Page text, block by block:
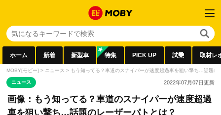
ホーム 新着 新型車 特集 PICK UP 試乗 取材レ
MOBY[モビー] > ニュース > もう知ってる？車道のスナイパーが速度超過車を狙い撃ち…話題の
ニュース 2022年07月07日更新
画像：もう知ってる？車道のスナイパーが速度超過
車を狙い撃ち…話題のレーザーパトとは？